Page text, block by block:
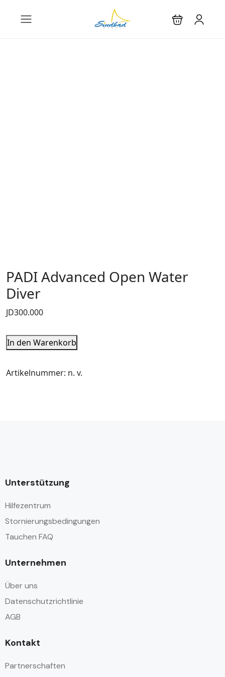
PADI Advanced Open Water
Diver
JD300.000
In den Warenkorb
Artikelnummer: n. v.
Unterstützung
Hilfezentrum
Stornierungsbedingungen
Tauchen FAQ
Unternehmen
Über uns
Datenschutzrichtlinie
AGB
Kontakt
Partnerschaften